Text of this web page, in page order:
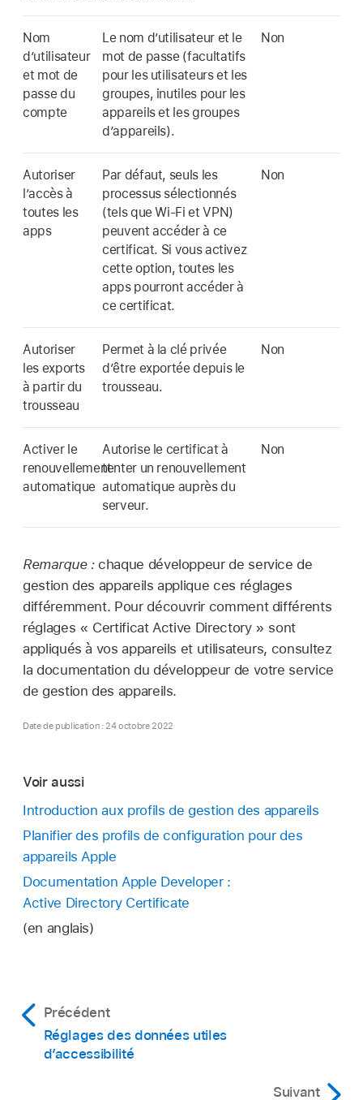
Nom
d’utilisateur
et mot de
passe du
compte
Le nom d’utilisateur et le
mot de passe (facultatifs
pour les utilisateurs et les
groupes, inutiles pour les
appareils et les groupes
d’appareils).
Non
Autoriser
l’accès à
toutes les
apps
Par défaut, seuls les
processus sélectionnés
(tels queWi-Fi et VPN)
peuvent accéder à ce
certificat. Si vous activez
cette option, toutes les
apps pourront accéder à
ce certificat.
Non
Autoriser
les exports
à partir du
trousseau
Permet à la clé privée
d’être exportée depuis le
trousseau.
Non
Activer le
renouvellement
automatique
Autorise le certificat à
tenter un renouvellement
automatique auprès du
serveur.
Non
Remarque : chaque développeur de service de
gestion des appareils applique ces réglages
différemment. Pour découvrir comment différents
réglages « Certificat Active Directory » sont
appliqués à vos appareils et utilisateurs, consultez
la documentation du développeur de votre service
de gestion des appareils.
Date de publication : 24 octobre 2022
Voir aussi
Introduction aux profils de gestion des appareils
Planifier des profils de configuration pour des
appareils Apple
Documentation Apple Developer :
Active Directory Certificate
(en anglais)
Précédent
Réglages des données utiles
d’accessibilité
Suivant